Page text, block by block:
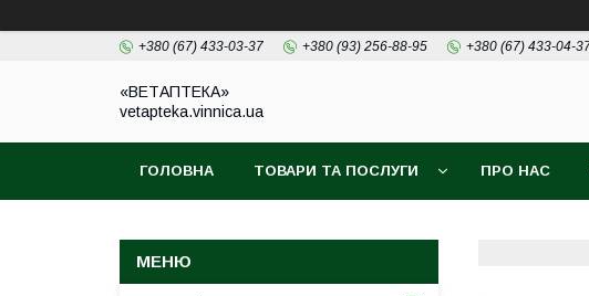
+380 (67) 433-03-37 +380 (93) 256-88-95 +380 (67) 433-04-
«ВЕТАПТЕКА»
vetapteka.vinnica.ua
ГОЛОВНА ТОВАРИ ТА ПОСЛУГИ ПРО НАС